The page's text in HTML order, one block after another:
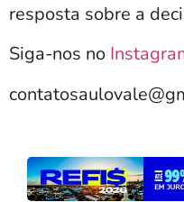
resposta sobre a
Siga-nos no